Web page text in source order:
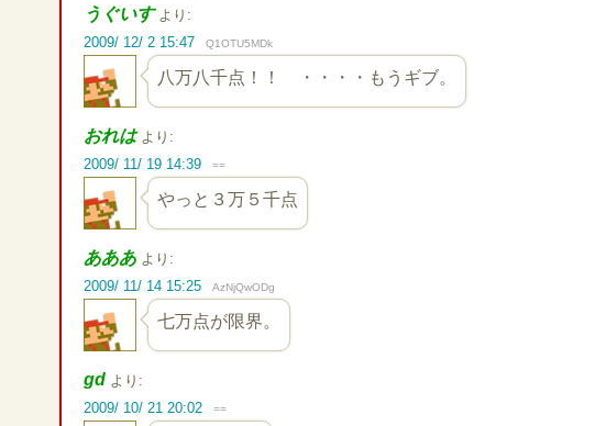
うぐいす より:
2009/ 12/ 2 15:47
Q1OTU5MDk
八万八千点！！ ・・・・もうギブ。
おれは より:
2009/ 11/ 19 14:39
==
やっと３万５千点
あああ より:
2009/ 11/ 14 15:25
AzNjQwODg
七万点が限界。
gd より:
2009/ 10/ 21 20:02
==